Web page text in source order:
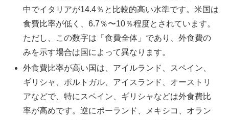
中でイタリアが14.4％と比較的高い水準です。米国は
食費比率が低く、6.7％〜10％程度とされています。
ただし、この数字は「食費全体」であり、外食費の
みを示す場合は国によって異なります。
外食費比率が高い国は、アイルランド、スペイン、
ギリシャ、ポルトガル、アイスランド、オーストリ
アなどで、特にスペイン、ギリシャなどは外食費比
率が高めです。逆にポーランド、メキシコ、オラン